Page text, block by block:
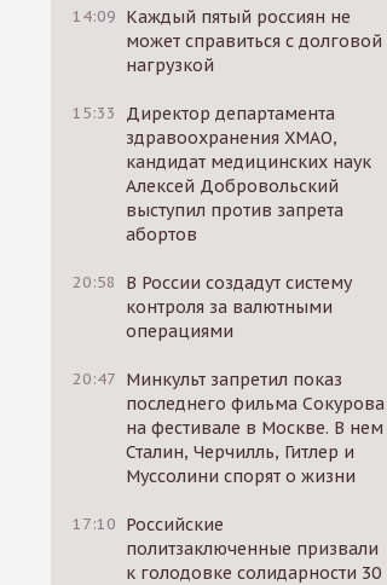
14:09 Каждый пятый россиян не
может справиться с долговой
нагрузкой
15:33
Директор департамента
здравоохранения ХМАО,
кандидат медицинских наук
Алексей Добровольский
выступил против запрета
абортов
20:58
В России создадут систему
контроля за валютными
операциями
20:47 Минкульт запретил показ
последнего фильма Сокурова
на фестивале в Москве. В нем
Сталин, Черчилль, Гитлер и
Муссолини спорят о жизни
17:10 Российские
политзаключенные призвали
к голодовке солидарности 30